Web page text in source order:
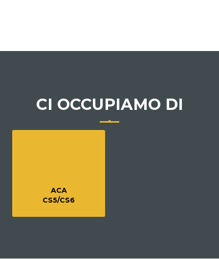
CI OCCUPIAMO DI
ACA
CS5/CS6